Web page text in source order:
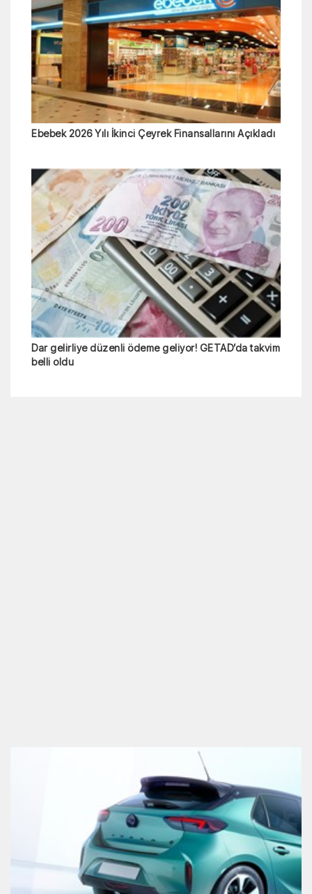
Ebebek 2026 Yılı İkinci Çeyrek Finansallarını Açıkladı
Dar gelirliye düzenli ödeme geliyor! GETAD’da takvim
belli oldu